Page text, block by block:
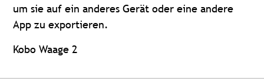
um sie auf ein anderes Gerät oder eine andere
App zu exportieren.
Kobo Waage 2